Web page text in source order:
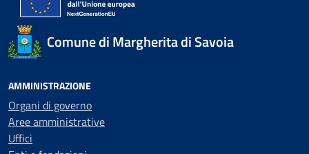
Comune di Margherita di Savoia
AMMINISTRAZIONE
Organi di governo
Aree amministrative
Uffici